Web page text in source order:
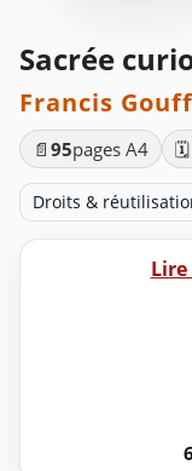
Sacrée
Francis
📄 95pages A4 🗓️
Droits &
Lire